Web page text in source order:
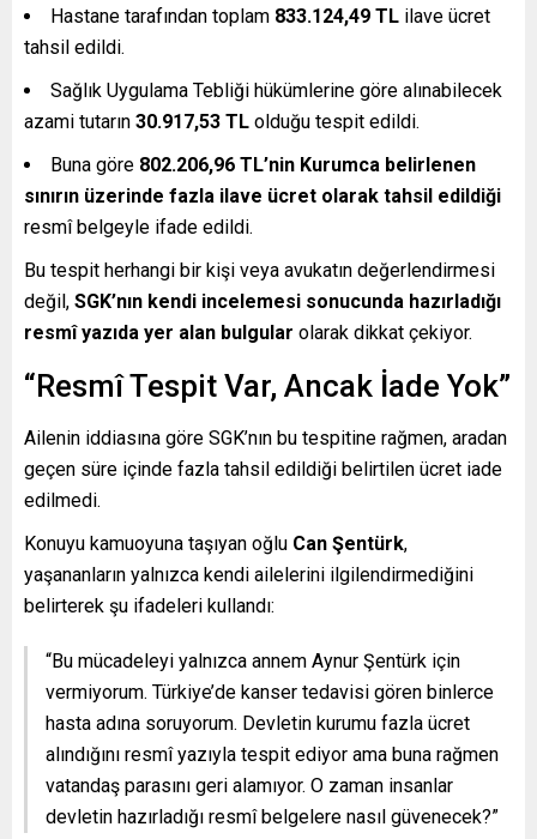
Hastane tarafından toplam 833.124,49 TL ilave ücret
tahsil edildi.
Sağlık Uygulama Tebliği hükümlerine göre alınabilecek
azami tutarın 30.917,53 TL olduğu tespit edildi.
Buna göre 802.206,96 TL’nin Kurumca belirlenen
sınırın üzerinde fazla ilave ücret olarak tahsil edildiği
resmî belgeyle ifade edildi.
Bu tespit herhangi bir kişi veya avukatın değerlendirmesi
değil, SGK’nın kendi incelemesi sonucunda hazırladığı
resmî yazıda yer alan bulgular olarak dikkat çekiyor.
“Resmî Tespit Var, Ancak İade Yok”
Ailenin iddiasına göre SGK’nın bu tespitine rağmen, aradan
geçen süre içinde fazla tahsil edildiği belirtilen ücret iade
edilmedi.
Konuyu kamuoyuna taşıyan oğlu Can Şentürk,
yaşananların yalnızca kendi ailelerini ilgilendirmediğini
belirterek şu ifadeleri kullandı:
“Bu mücadeleyi yalnızca annem Aynur Şentürk için
vermiyorum. Türkiye’de kanser tedavisi gören binlerce
hasta adına soruyorum. Devletin kurumu fazla ücret
alındığını resmî yazıyla tespit ediyor ama buna rağmen
vatandaş parasını geri alamıyor. O zaman insanlar
devletin hazırladığı resmî belgelere nasıl güvenecek?”